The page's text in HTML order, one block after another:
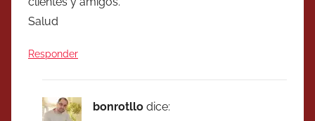
Salud
Responder
bonrotllo dice: